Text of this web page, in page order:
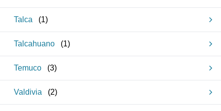
Talca (1)
Talcahuano (1)
Temuco (3)
Valdivia (2)